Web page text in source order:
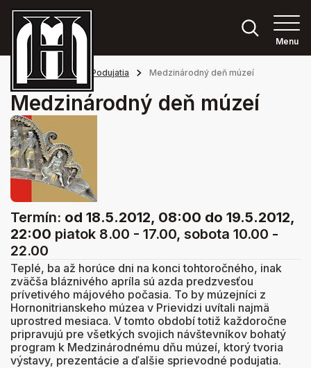
Menu
Hlavná stránka Podujatia Medzinárodný deň múzeí
Medzinárodný deň múzeí
Termín: od 18.5.2012, 08:00 do 19.5.2012,
22:00 piatok 8.00 - 17.00, sobota 10.00 -
22.00
Teplé, ba až horúce dni na konci tohtoročného, inak
zväčša bláznivého apríla sú azda predzvesťou
prívetivého májového počasia. To by múzejníci z
Hornonitrianskeho múzea v Prievidzi uvítali najmä
uprostred mesiaca. V tomto období totiž každoročne
pripravujú pre všetkých svojich návštevníkov bohatý
program k Medzinárodnému dňu múzeí, ktorý tvoria
výstavy, prezentácie a ďalšie sprievodné podujatia.